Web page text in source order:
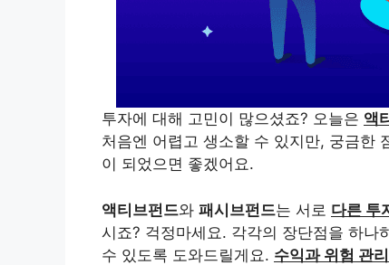
투자에 대해 고민이 많으셨죠? 오늘은 액
처음엔 어렵고 생소할 수 있지만, 궁금한
이 되었으면 좋겠어요.
액티브펀드와 패시브펀드는 서로 다른 투
시죠? 걱정마세요. 각각의 장단점을 하나
수 있도록 도와드릴게요. 수익과 위험 관